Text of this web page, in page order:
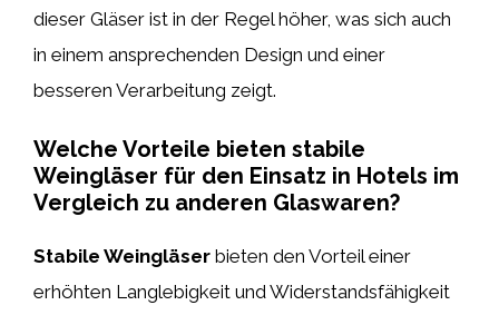
dieser Gläser ist in der Regel höher, was sich auch
in einem ansprechenden Design und einer
besseren Verarbeitung zeigt.
Welche Vorteile bieten stabile
Weingläser für den Einsatz in Hotels im
Vergleich zu anderen Glaswaren?
Stabile Weingläser bieten den Vorteil einer
erhöhten Langlebigkeit und Widerstandsfähigkeit